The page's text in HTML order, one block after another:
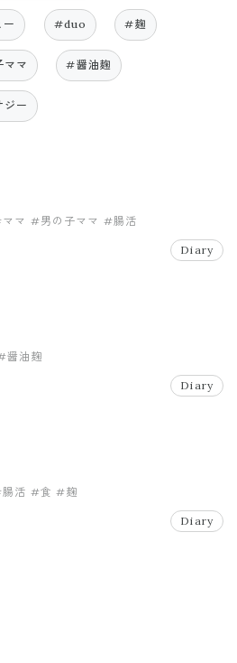
#duo #麹
マ #醤油麹
ー
マ #男の子ママ #腸活
Diary
醤油麹
Diary
活 #食 #麹
Diary